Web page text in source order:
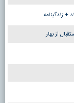
+ زندگینامه
از بهار